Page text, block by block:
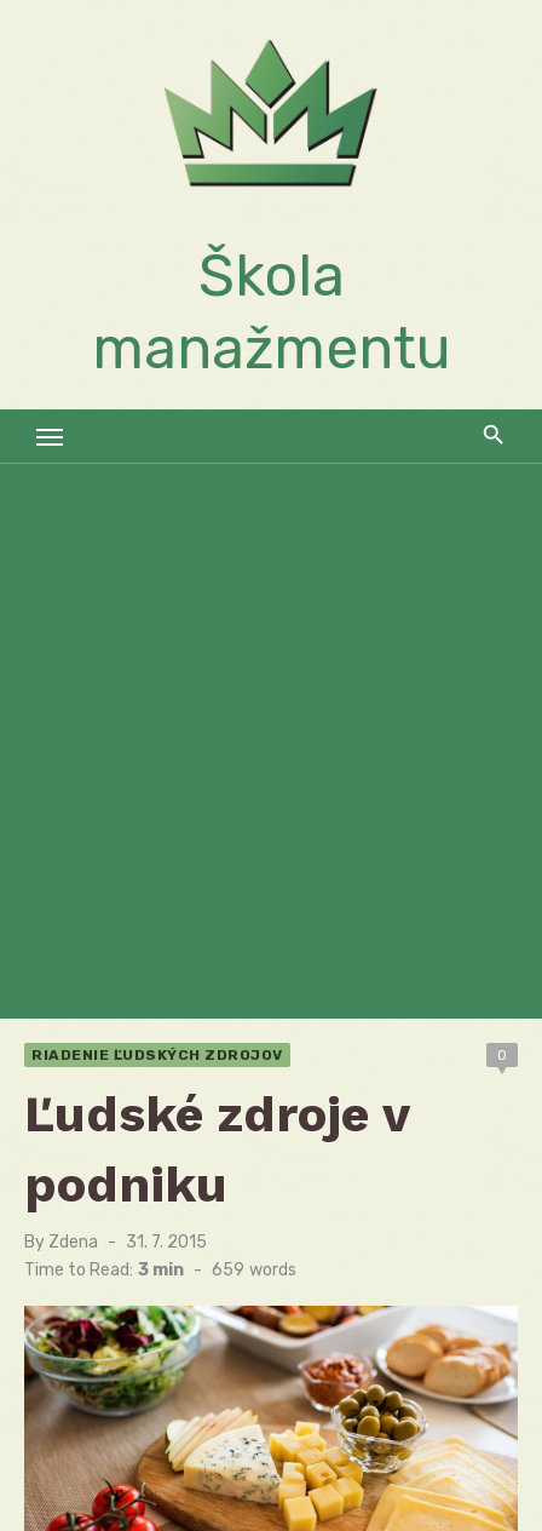
Škola
manažmentu
RIADENIE ĽUDSKÝCH ZDROJOV 0
Ľudské zdroje v
podniku
By Zdena
Posted
on
31. 7. 2015
Time to Read: 3 min - 659 words